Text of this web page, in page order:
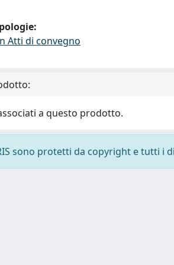
Atti di convegno
a questo prodotto.
sono protetti da copyright e tutti i